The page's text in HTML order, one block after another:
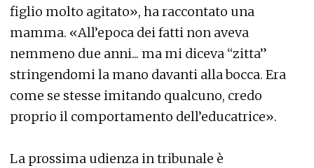
figlio molto agitato», ha raccontato una
mamma. «All’epoca dei fatti non aveva
nemmeno due anni... ma mi diceva “zitta”
stringendomi la mano davanti alla bocca. Era
come se stesse imitando qualcuno, credo
proprio il comportamento dell’educatrice».
La prossima udienza in tribunale è